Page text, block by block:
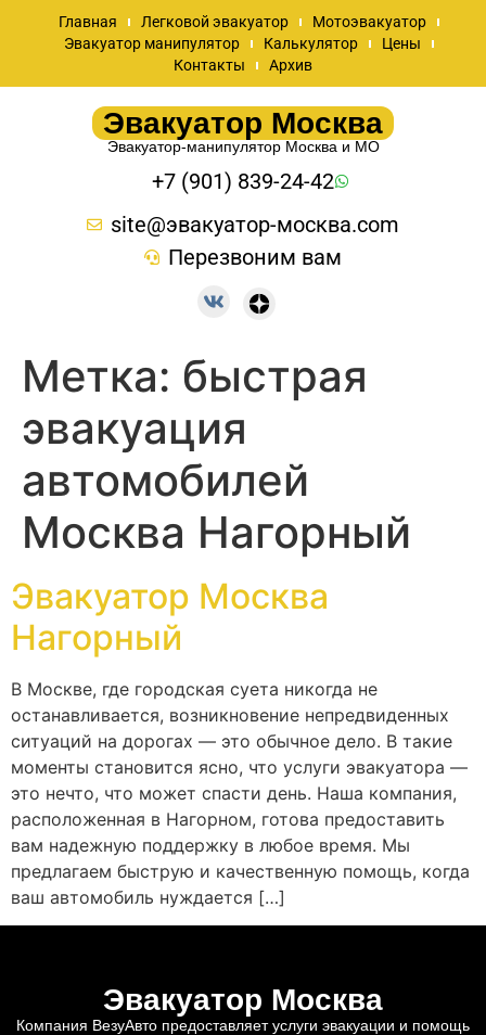
Главная Легковой эвакуатор
Мотоэвакуатор
Эвакуатор манипулятор
Калькулятор
Цены
Контакты
Архив
Эвакуатор Москва
Эвакуатор-манипулятор Москва и МО
+7 (901) 839-24-42
site@эвакуатор-москва.com
Перезвоним вам
Метка: быстрая
эвакуация
автомобилей
Москва Нагорный
Эвакуатор Москва
Нагорный
В Москве, где городская суета никогда не
останавливается, возникновение непредвиденных
ситуаций на дорогах — это обычное дело. В такие
моменты становится ясно, что услуги эвакуатора —
это нечто, что может спасти день. Наша компания,
расположенная в Нагорном, готова предоставить
вам надежную поддержку в любое время. Мы
предлагаем быструю и качественную помощь, когда
ваш автомобиль нуждается […]
Эвакуатор Москва
Компания ВезуАвто предоставляет услуги эвакуации и помощь